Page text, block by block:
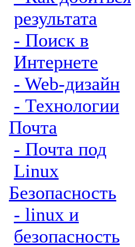
результата
- Поиск в
Интернете
- Web-дизайн
- Технологии
Почта
- Почта под
Linux
Безопасность
- linux и
безопасность